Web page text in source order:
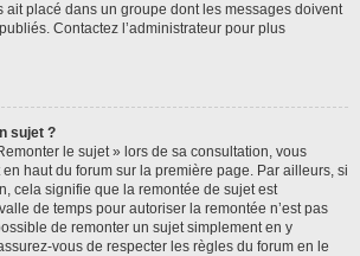
ait placé dans un groupe dont les messages doivent
Contactez l’administrateur pour plus
sujet ?
le sujet » lors de sa consultation, vous
haut du forum sur la première page. Par ailleurs, si
cela signifie que la remontée de sujet est
de temps pour autoriser la remontée n’est pas
de remonter un sujet simplement en y
vous de respecter les règles du forum en le